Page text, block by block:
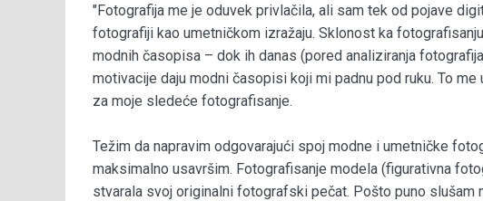
"Fotografija me je oduvek privlačila, ali sam tek od pojave
fotografiji kao umetničkom izražaju. Sklonost ka
modnih časopisa – dok ih danas (pored analiziranja
motivacije daju modni časopisi koji mi padnu pod ruku. To
za moje sledeće fotografisanje.
Težim da napravim odgovarajući spoj modne i umetničke
maksimalno usavršim. Fotografisanje modela (figurativna
stvarala svoj originalni fotografski pečat. Pošto puno slušam